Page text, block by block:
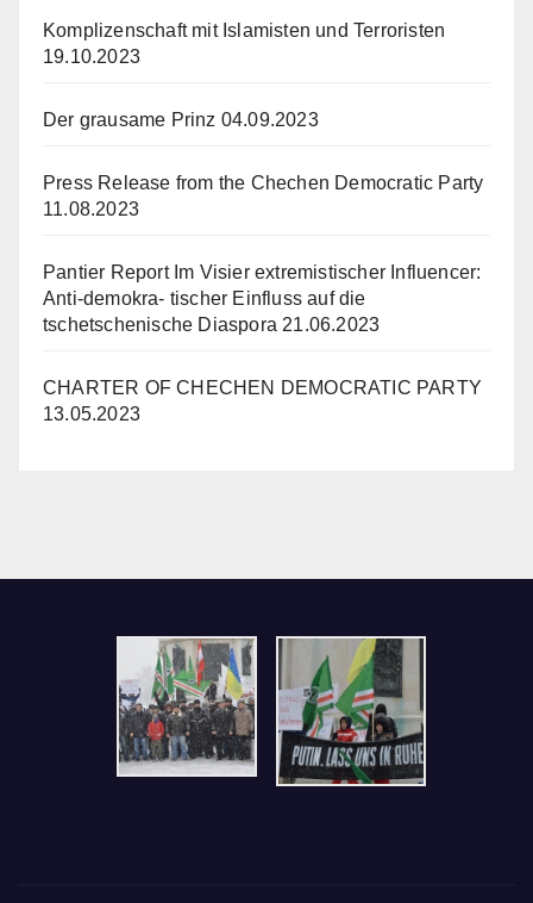
Komplizenschaft mit Islamisten und Terroristen
19.10.2023
Der grausame Prinz 04.09.2023
Press Release from the Chechen Democratic Party
11.08.2023
Pantier Report Im Visier extremistischer Influencer:
Anti-demokra- tischer Einfluss auf die
tschetschenische Diaspora 21.06.2023
CHARTER OF CHECHEN DEMOCRATIC PARTY
13.05.2023